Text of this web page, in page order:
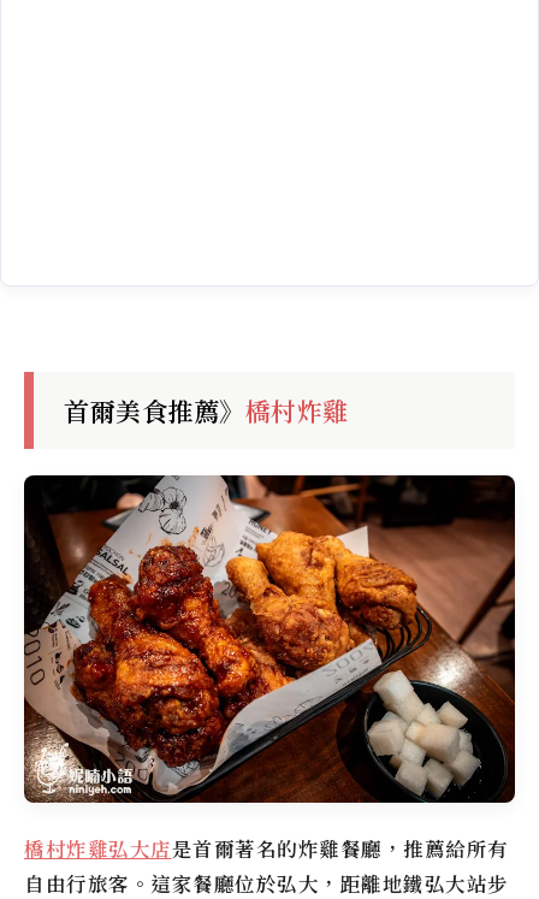
首爾美食推薦》 橋村炸雞
橋村炸雞弘大店是首爾著名的炸雞餐廳，推薦給所有
自由行旅客。這家餐廳位於弘大，距離地鐵弘大站步